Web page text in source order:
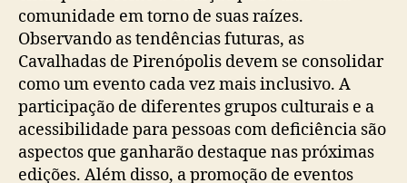
comunidade em torno de suas raízes.
Observando as tendências futuras, as
Cavalhadas de Pirenópolis devem se consolidar
como um evento cada vez mais inclusivo. A
participação de diferentes grupos culturais e a
acessibilidade para pessoas com deficiência são
aspectos que ganharão destaque nas próximas
edições. Além disso, a promoção de eventos